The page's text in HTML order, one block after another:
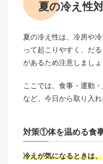
夏の冷え性
夏の冷え性は、冷房や
って起こりやすく、だ
があるため注意しましょ
ここでは、食事・運動
など、今日から取り入
対策①体を温める食
冷えが気になるときは